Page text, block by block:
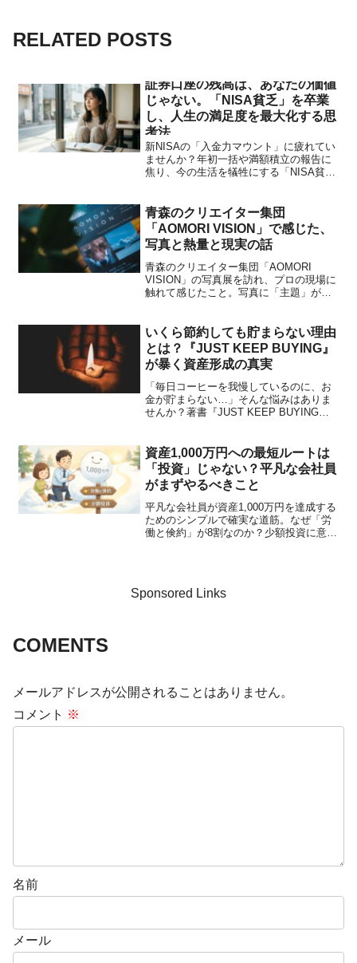
RELATED POSTS
証券口座の残高は、あなたの価値
じゃない。「NISA貧乏」を卒業
し、人生の満足度を最大化する思
考法
新NISAの「入金力マウント」に疲れてい
ませんか？年初一括や満額積立の報告に
焦り、今の生活を犠牲にする「NISA貧
らかし」にし、浮いた時間とお金を「今
しかできない経験」や自己投資へ回し
て、人生の満足度を最大化する思考法を
伝えます。
青森のクリエイター集団
「AOMORI VISION」で感じた、
写真と熱量と現実の話
青森のクリエイター集団「AOMORI
VISION」の写真展を訪れ、プロの現場に
触れて感じたこと。写真に「主題」が必
の挑戦について、率直な思いを綴りま
す。
いくら節約しても貯まらない理由
とは？『JUST KEEP BUYING』
が暴く資産形成の真実
「毎日コーヒーを我慢しているのに、お
金が貯まらない…」そんな悩みはありま
せんか？著書『JUST KEEP BUYING』
共通点や、収入を増やす5つの戦略など、
具体的かつ本質的なお金の増やし方をお
伝えします。
資産1,000万円への最短ルートは
「投資」じゃない？平凡な会社員
がまずやるべきこと
平凡な会社員が資産1,000万円を達成する
ためのシンプルで確実な道筋。なぜ「労
働と倹約」が8割なのか？少額投資に意味
Sponsored Links
COMENTS
メールアドレスが公開されることはありません。
コメント ※
名前
メール